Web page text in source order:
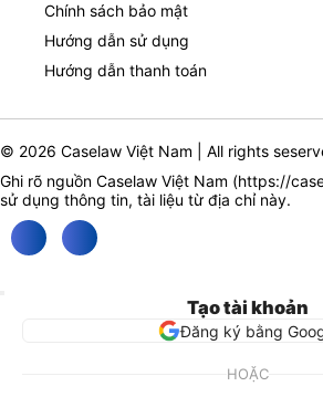
Chính sách bảo mật
Hướng dẫn sử dụng
Hướng dẫn thanh toán
© 2026 Caselaw Việt Nam | All rights
Ghi rõ nguồn Caselaw Việt Nam (https://
sử dụng thông tin, tài liệu từ địa chỉ này.
Tạo tài khoản
Đăng ký bằng
HOẶC